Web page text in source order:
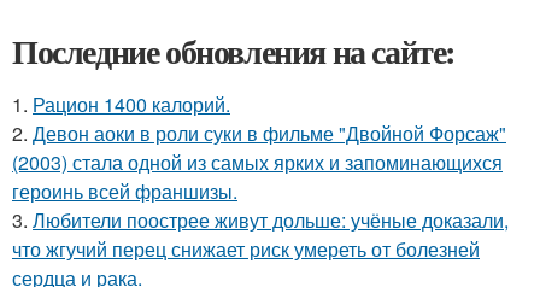
Последние обновления на сайте:
1. Рацион 1400 калорий.
2. Девон аоки в роли суки в фильме "Двойной Форсаж"
(2003) стала одной из самых ярких и запоминающихся
героинь всей франшизы.
3. Любители поострее живут дольше: учёные доказали,
что жгучий перец снижает риск умереть от болезней
сердца и рака.